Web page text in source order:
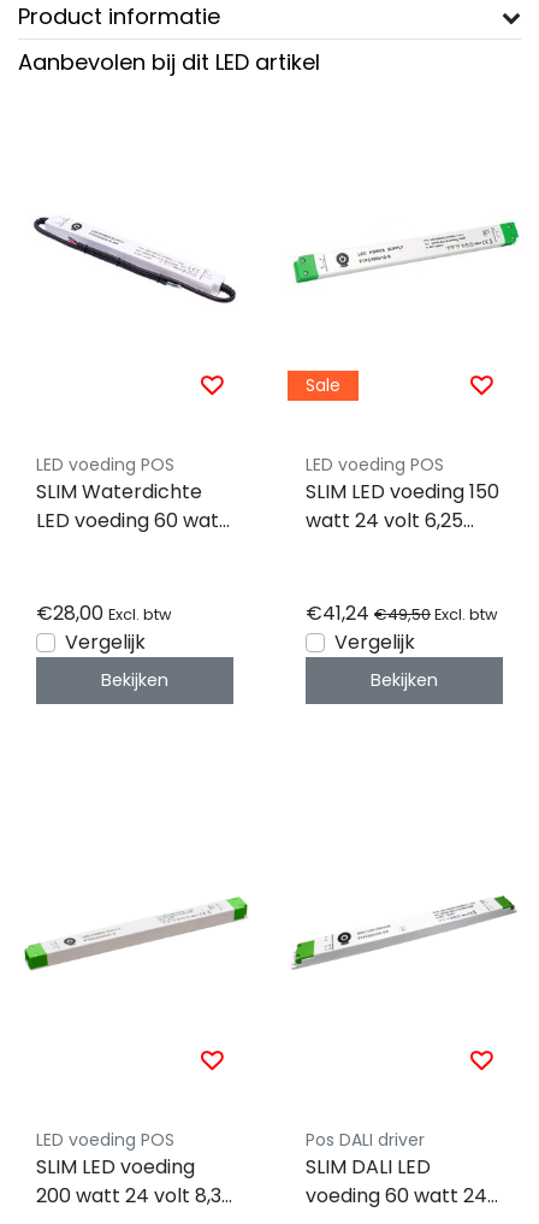
Product informatie
Aanbevolen bij dit LED artikel
LED voeding POS
SLIM Waterdichte
LED voeding 60 watt
FTPC60VC24-S-WP
€28,00 Excl. btw
Vergelijk
Bekijken
Sale
LED voeding POS
SLIM LED voeding 150
watt 24 volt 6,25
FTPC150V24-S
€41,24 €49,50Excl. btw
Vergelijk
Bekijken
LED voeding POS
SLIM LED voeding
200 watt 24 volt 8,33
Pos DALI driver
SLIM DALI LED
voeding 60 watt 24